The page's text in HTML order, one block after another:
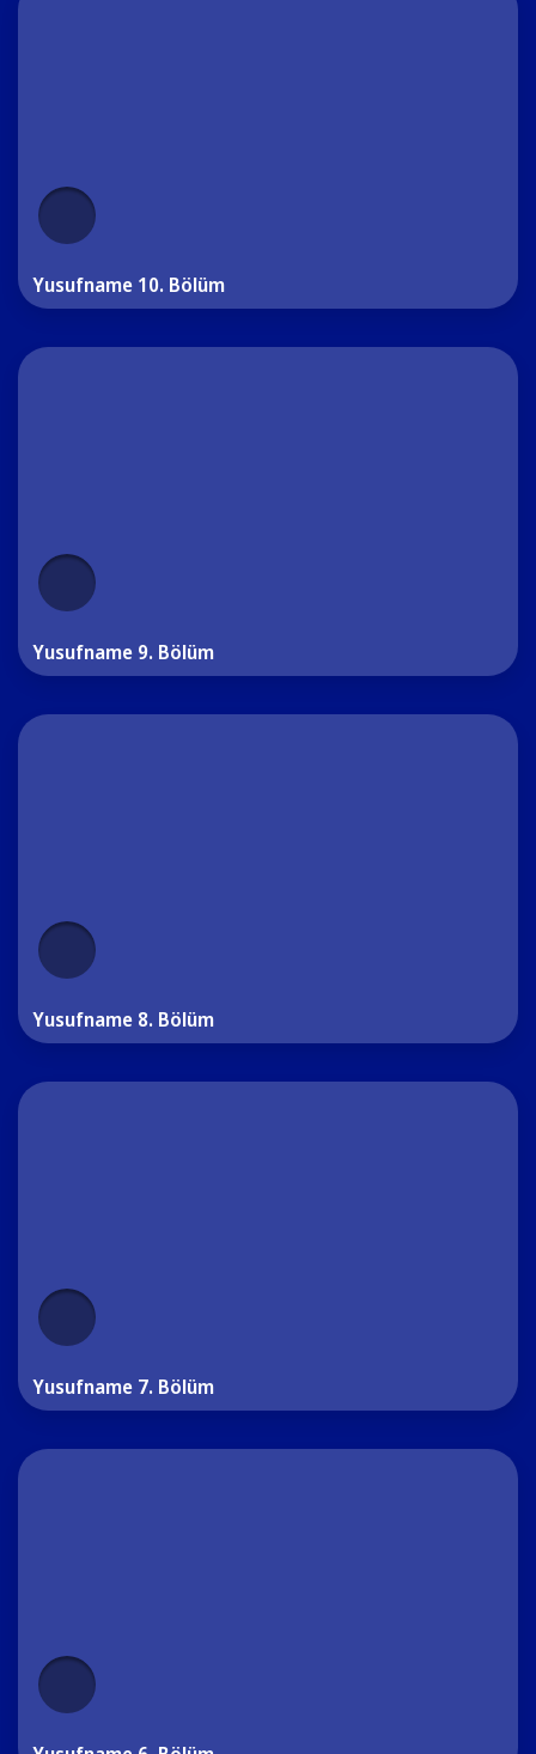
Yusufname 10. Bölüm
Yusufname 9. Bölüm
Yusufname 8. Bölüm
Yusufname 7. Bölüm